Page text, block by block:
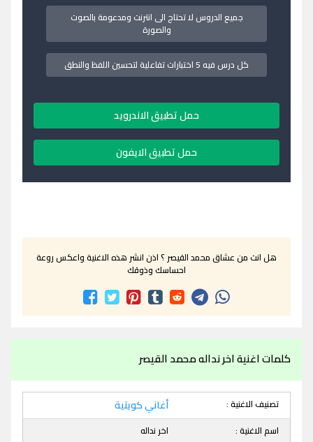
جميع الدروس لا تحتاج الى انترنت ومدعومة بالصوت
والصورة
كل درس فيه 5 اختبارات تفاعلية لتحسين اللفظ والنطق
حمل تطبيق الاندرويد
حمل تطبيق الايفون
هل انت من عشاق محمد القيصر ؟ اذن انشر هذه الاغنية واعكس روعة
احساسك وذوقك
كلمات اغنية اخر نداله محمد القيصر
تصنيف الاغنية : أغاني كويتية
اسم الاغنية :
اخر نداله